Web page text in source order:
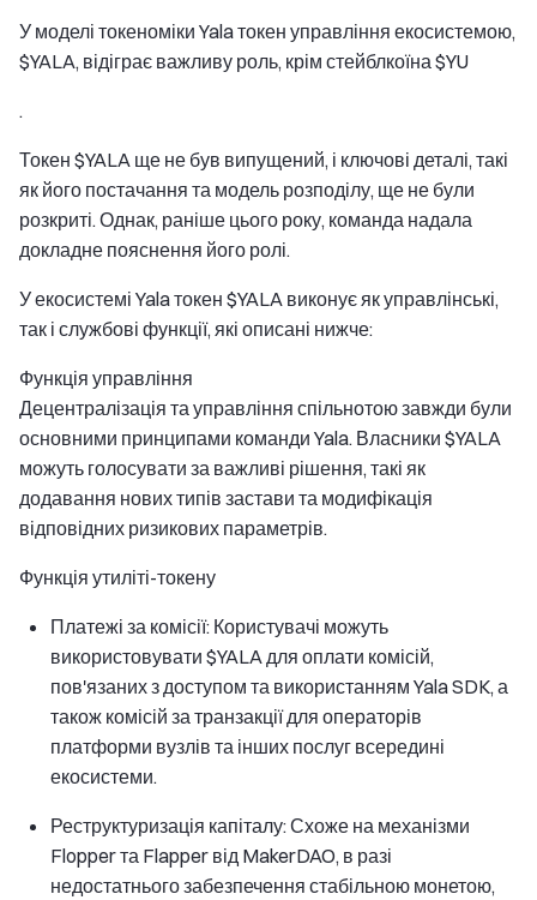
У моделі токеноміки Yala токен управління екосистемою,
$YALA, відіграє важливу роль, крім стейблкоїна $YU
.
Токен $YALA ще не був випущений, і ключові деталі, такі
як його постачання та модель розподілу, ще не були
розкриті. Однак, раніше цього року, команда надала
докладне пояснення його ролі.
У екосистемі Yala токен $YALA виконує як управлінські,
так і службові функції, які описані нижче:
Функція управління
Децентралізація та управління спільнотою завжди були
основними принципами команди Yala. Власники $YALA
можуть голосувати за важливі рішення, такі як
додавання нових типів застави та модифікація
відповідних ризикових параметрів.
Функція утиліті-токену
Платежі за комісії: Користувачі можуть
використовувати $YALA для оплати комісій,
пов'язаних з доступом та використанням Yala SDK, а
також комісій за транзакції для операторів
платформи вузлів та інших послуг всередині
екосистеми.
Реструктуризація капіталу: Схоже на механізми
Flopper та Flapper від MakerDAO, в разі
недостатнього забезпечення стабільною монетою,